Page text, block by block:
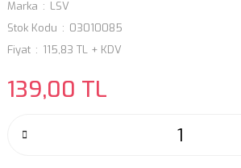
Marka
LSV
Stok Kodu
03010085
Fiyat
115,83 TL + KDV
139,00 TL